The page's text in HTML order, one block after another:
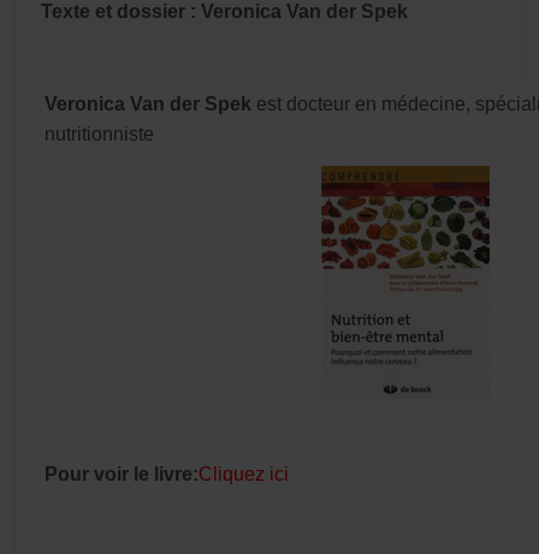
Texte et dossier : Veronica Van der Spek
Veronica Van der Spek est docteur en médecine,
nutritionniste
Pour voir le livre:Cliquez ici